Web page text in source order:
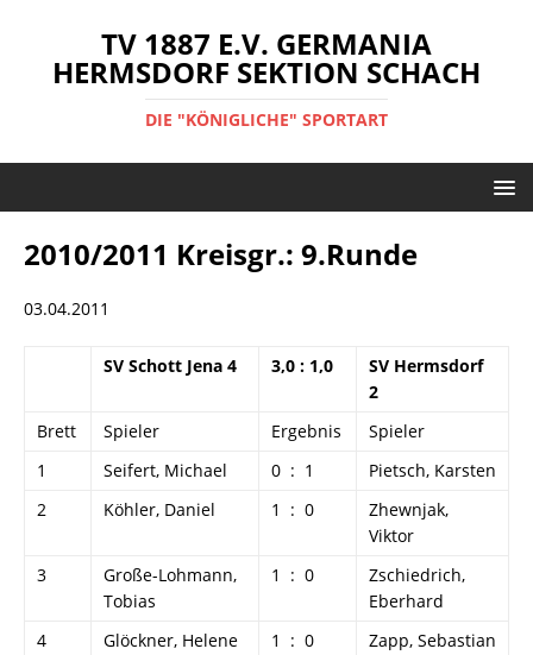
TV 1887 E.V. GERMANIA
HERMSDORF SEKTION SCHACH
DIE "KÖNIGLICHE" SPORTART
2010/2011 Kreisgr.: 9.Runde
03.04.2011
SV Schott Jena 4 3,0 : 1,0
SV Hermsdorf
2
Brett
Spieler Ergebnis
Spieler
1
Seifert, Michael 0 : 1
Pietsch, Karsten
2
Köhler, Daniel 1 : 0
Zhewnjak,
Viktor
3
Große-Lohmann,
Tobias
1 : 0
Zschiedrich,
Eberhard
4
Glöckner, Helene 1 : 0 Zapp, Sebastian